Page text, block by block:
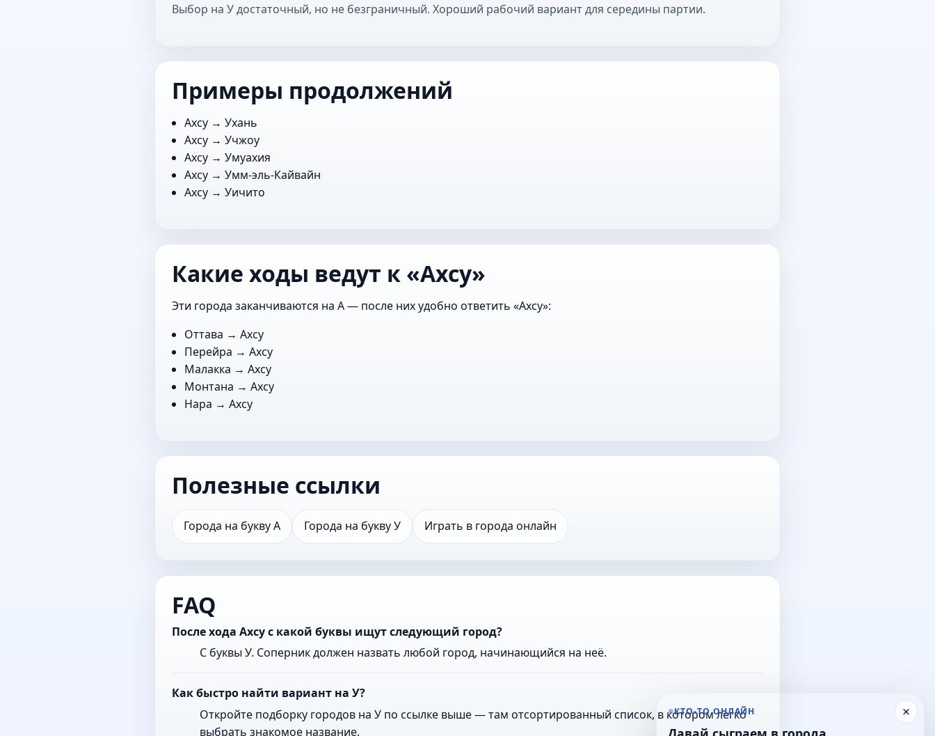
Выбор на У достаточный, но не безграничный. Хороший рабочий вариант для середины партии.
Примеры продолжений
Ахсу →Ухань
Ахсу →Учжоу
Ахсу →Умуахия
Ахсу →Умм-эль-Кайвайн
Ахсу →Уичито
Какие ходы ведут к «Ахсу»
Эти города заканчиваются на А — после них удобно ответить «Ахсу»:
Оттава → Ахсу
Перейра → Ахсу
Малакка → Ахсу
Монтана → Ахсу
Нара → Ахсу
Полезные ссылки
Города на букву А Города на букву У Играть в города онлайн
FAQ
После хода Ахсу с какой буквы ищут следующий город?
С буквы У. Соперник должен назвать любой город, начинающийся на неё.
Как быстро найти вариант на У?
Откройте подборку городов на У по ссылке выше — там отсортированный список, в котором легко
выбрать знакомое название.
×
КТО-ТО ОНЛАЙН